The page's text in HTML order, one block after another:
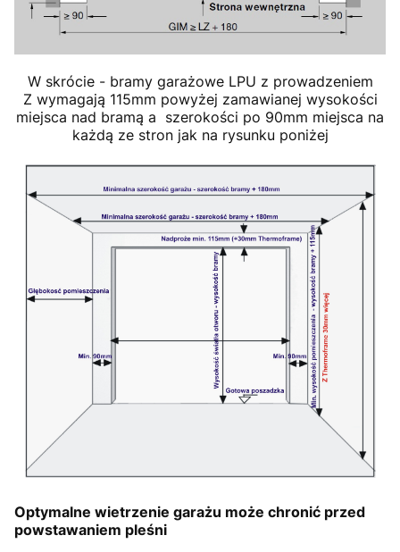
W skrócie - bramy garażowe LPU z prowadzeniem
Z wymagają 115mm powyżej zamawianej wysokości
miejsca nad bramą a szerokości po 90mm miejsca na
każdą ze stron jak na rysunku poniżej
Optymalne wietrzenie garażu może chronić przed
powstawaniem pleśni